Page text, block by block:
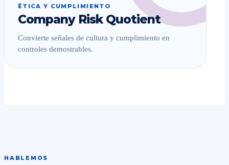
ÉTICA Y CUMPLIMIENTO
Company Risk Quotient
Convierte señales de cultura y cumplimiento en
controles demostrables.
HABLEMOS